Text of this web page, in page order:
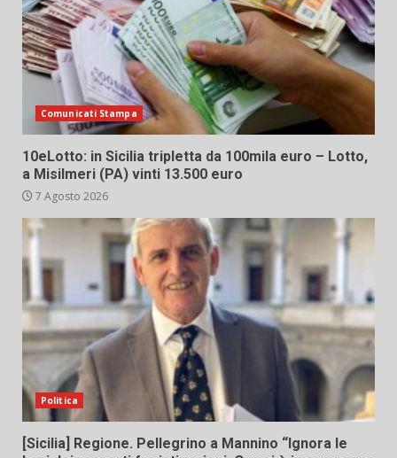
Comunicati Stampa
10eLotto: in Sicilia tripletta da 100mila euro – Lotto,
a Misilmeri (PA) vinti 13.500 euro
7 Agosto 2026
Politica
[Sicilia] Regione. Pellegrino a Mannino “Ignora le